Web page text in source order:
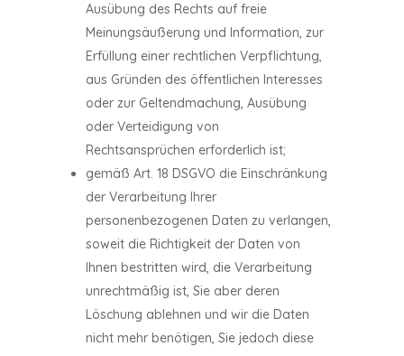
Ausübung des Rechts auf freie
Meinungsäußerung und Information, zur
Erfüllung einer rechtlichen Verpflichtung,
aus Gründen des öffentlichen Interesses
oder zur Geltendmachung, Ausübung
oder Verteidigung von
Rechtsansprüchen erforderlich ist;
gemäß Art. 18 DSGVO die Einschränkung
der Verarbeitung Ihrer
personenbezogenen Daten zu verlangen,
soweit die Richtigkeit der Daten von
Ihnen bestritten wird, die Verarbeitung
unrechtmäßig ist, Sie aber deren
Löschung ablehnen und wir die Daten
nicht mehr benötigen, Sie jedoch diese